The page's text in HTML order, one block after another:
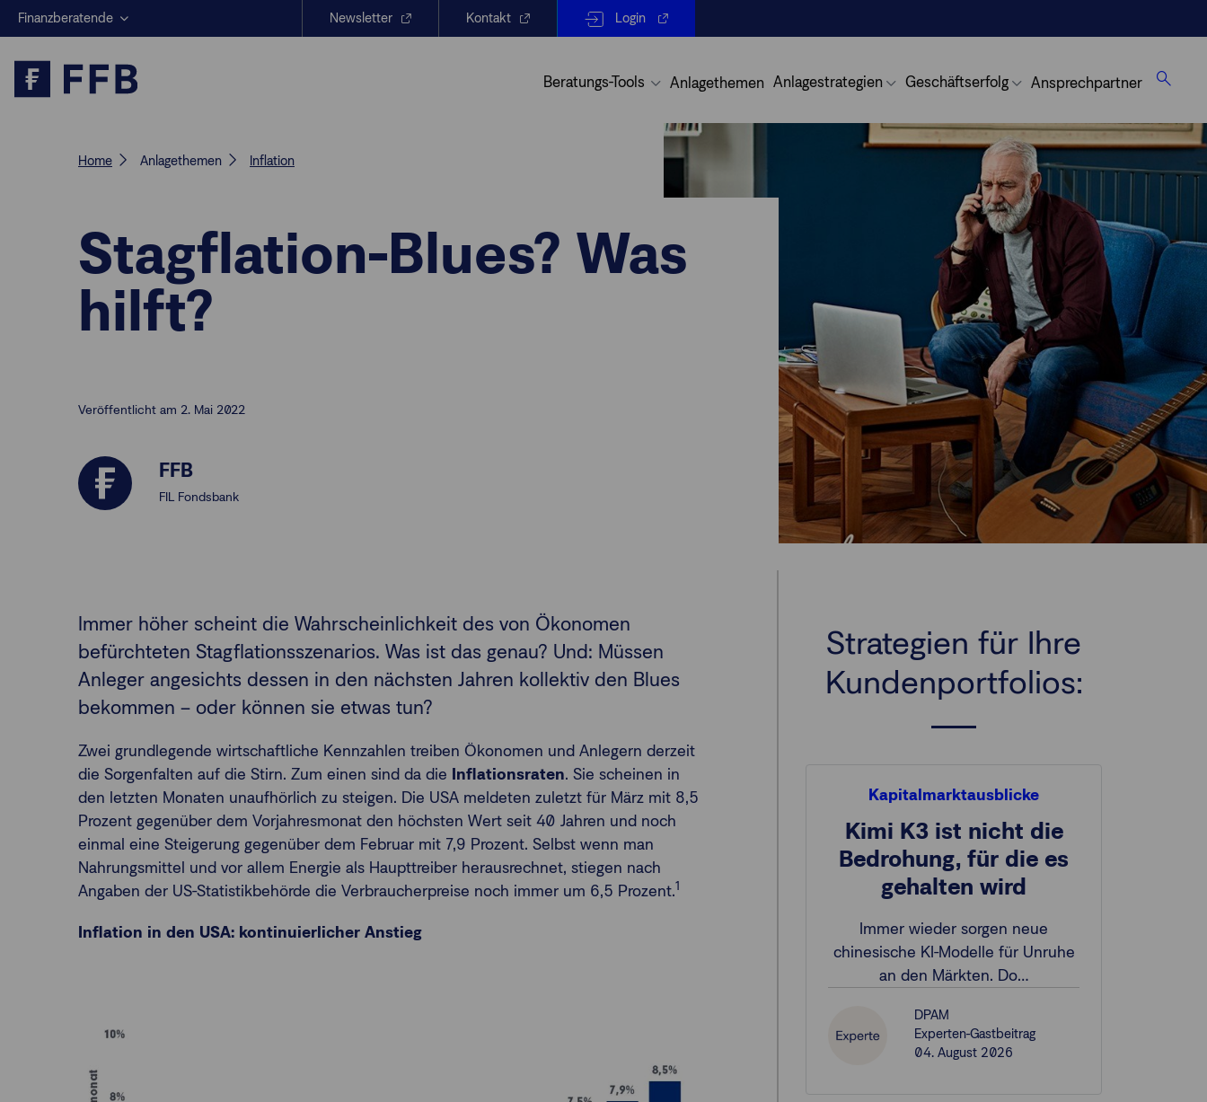
Finanzberatende
Anlegende
Newsletter Kontakt Login
Beratungs-Tools
Beratungs-Tools
Anlagethemen Anlagestrategien
Anlagestrategien
Geschäftserfolg
Geschäftserfolg
Ansprechpartner
Home Anlagethemen Inflation
Stagflation-Blues? Was
hilft?
Veröffentlicht am 2. Mai 2022
FFB
FIL Fondsbank
Immer höher scheint die Wahrscheinlichkeit des von Ökonomen
befürchteten Stagflationsszenarios. Was ist das genau? Und: Müssen
Anleger angesichts dessen in den nächsten Jahren kollektiv den Blues
bekommen – oder können sie etwas tun?
Zwei grundlegende wirtschaftliche Kennzahlen treiben Ökonomen und Anlegern derzeit
die Sorgenfalten auf die Stirn. Zum einen sind da die Inflationsraten. Sie scheinen in
den letzten Monaten unaufhörlich zu steigen. Die USA meldeten zuletzt für März mit 8,5
Prozent gegenüber dem Vorjahresmonat den höchsten Wert seit 40 Jahren und noch
einmal eine Steigerung gegenüber dem Februar mit 7,9 Prozent. Selbst wenn man
Nahrungsmittel und vor allem Energie als Haupttreiber herausrechnet, stiegen nach
Angaben der US-Statistikbehörde die Verbraucherpreise noch immer um 6,5 Prozent.1
Inflation in den USA: kontinuierlicher Anstieg
Strategien für Ihre
Kundenportfolios:
Kapitalmarktausblicke
Kimi K3 ist nicht die
Bedrohung, für die es
gehalten wird
Immer wieder sorgen neue
chinesische KI-Modelle für Unruhe
an den Märkten. Do…
DPAM
Experten-Gastbeitrag
04. August 2026